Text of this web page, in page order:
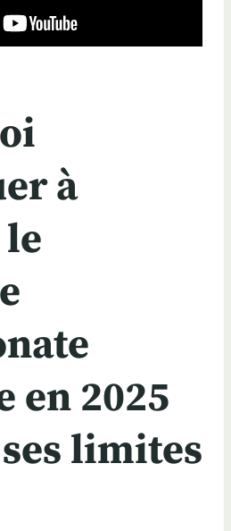
à
en 2025
limites